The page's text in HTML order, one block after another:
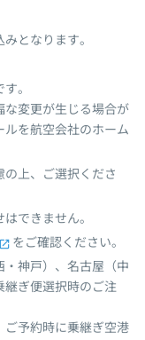
となります。
。
な変更が生じる場合が
ルを航空会社のホーム
上、ご選択くださ
できません。
をご確認ください。
・神戸）、名古屋（中
ぎ便選択時のご注
ご予約時に乗継ぎ空港